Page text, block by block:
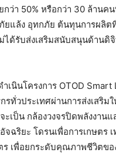
กว่า 50% หรือกว่า 30 ล้าน
ยแล้ง อุทกภัย ต้นทุนการผลิ
ได้รับส่งเสริมสนับสนุนด้านดิ
เนินโครงการ OTOD
ทั่วประเทศผ่านการส่งเสริม
ะเป็น กล้องวงจรปิดพลังงาน
จฉริยะ โดรนเพื่อการเกษต
ร เพื่อยกระดับคุณภาพชีวิตข